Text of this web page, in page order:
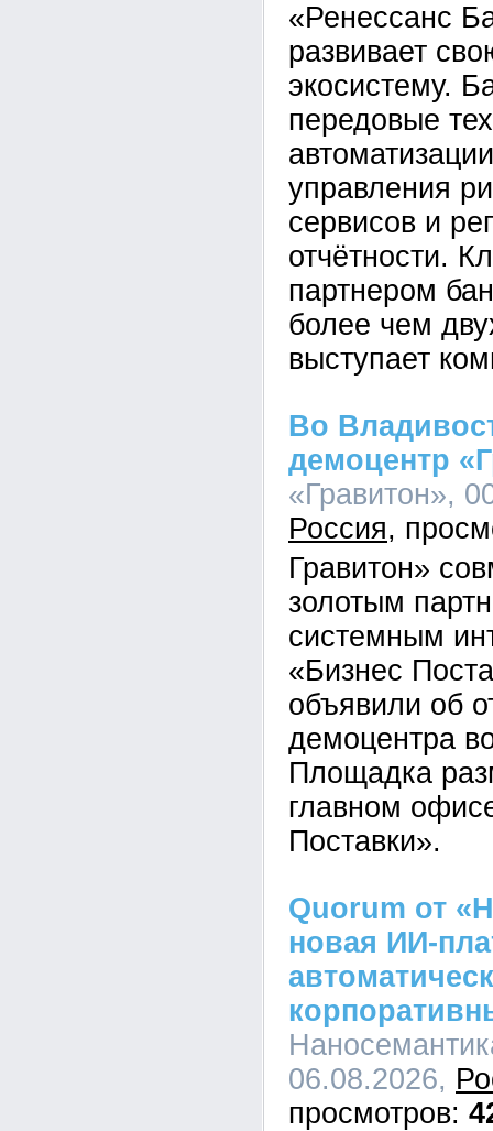
«Ренессанс
развивает
экосистему.
передовые
управления
сервисов и
отчётности.
партнером
более чем
выступает
Во
демоцентр
«Гравитон»,
Россия
Гравитон»
золотым
системным
«Бизнес
объявили об
демоцентра
Площадка
главном
Поставки».
Quorum от
новая ИИ-
06.08.2026,